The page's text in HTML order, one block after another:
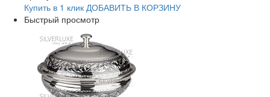
Купить в 1 клик ДОБАВИТЬ В КОРЗИНУ
Быстрый просмотр